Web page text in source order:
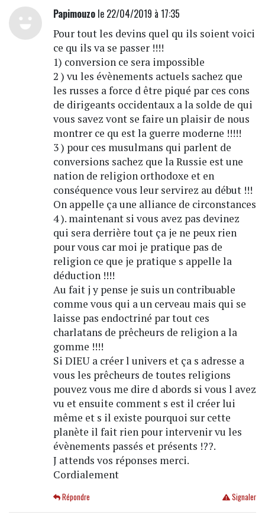
Papimouzole 22/04/2019 à 17:35
Pour tout les devins quel qu ils soient voici
ce qu ils va se passer !!!!
1) conversion ce sera impossible
2 ) vu les évènements actuels sachez que
les russes a force d être piqué par ces cons
de dirigeants occidentaux a la solde de qui
vous savez vont se faire un plaisir de nous
montrer ce qu est la guerre moderne !!!!!
3 ) pour ces musulmans qui parlent de
conversions sachez que la Russie est une
nation de religion orthodoxe et en
conséquence vous leur servirez au début !!!
On appelle ça une alliance de circonstances
4 ). maintenant si vous avez pas devinez
qui sera derrière tout ça je ne peux rien
pour vous car moi je pratique pas de
religion ce que je pratique s appelle la
déduction !!!!
Au fait j y pense je suis un contribuable
comme vous qui a un cerveau mais qui se
laisse pas endoctriné par tout ces
charlatans de prêcheurs de religion a la
gomme !!!!
Si DIEU a créer l univers et ça s adresse a
vous les prêcheurs de toutes religions
pouvez vous me dire d abords si vous l avez
vu et ensuite comment s est il créer lui
même et s il existe pourquoi sur cette
planète il fait rien pour intervenir vu les
évènements passés et présents !??.
J attends vos réponses merci.
Cordialement
Signaler
Répondre